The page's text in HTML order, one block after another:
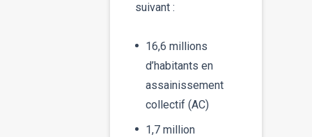
suivant :
16,6 millions
d’habitants en
assainissement
collectif (AC)
1,7 million